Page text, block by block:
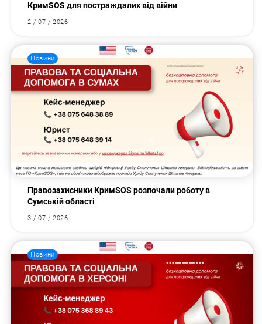
КримSOS для постраждалих від війни
2 / 07 / 2026
Новини
Правозахисники КримSOS розпочали роботу в
Сумській області
3 / 07 / 2026
Новини